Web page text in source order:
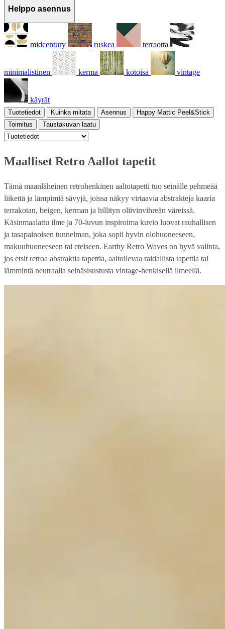
Helppo asennus
midcentury ruskea terraotta
minimalistinen kerma kotoisa vintage
käyrät
Tuotetiedot Kuinka mitata Asennus
Happy Mattic Peel&Stick
Toimitus
Taustakuvan laatu
Maalliset Retro Aallot tapetit
Tämä maanläheinen retrohenkinen aaltotapetti tuo seinälle pehmeää
liikettä ja lämpimiä sävyjä, joissa näkyy virtaavia abstrakteja kaaria
terrakotan, beigen, kerman ja hillityn oliivinvihreän väreissä.
Käsinmaalattu ilme ja 70-luvun inspiroima kuvio luovat rauhallisen
ja tasapainoisen tunnelman, joka sopii hyvin olohuoneeseen,
makuuhuoneeseen tai eteiseen. Earthy Retro Waves on hyvä valinta,
jos etsit retroa abstraktia tapettia, aaltoilevaa raidallista tapettia tai
lämmintä neutraalia seinäsisustusta vintage-henkisellä ilmeellä.